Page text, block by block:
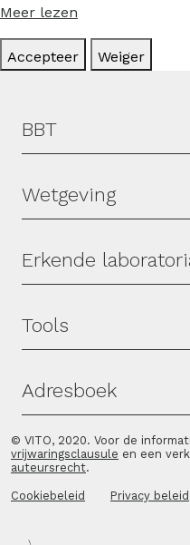
Meer lezen
Accepteer Weiger
Hoofdmenu
BBT
Wetgeving
Erkende
Tools
Adresboek
© VITO, 2020. Voor de
vrijwaringsclausule en een
auteursrecht.
Cookiebeleid Privacy beleid